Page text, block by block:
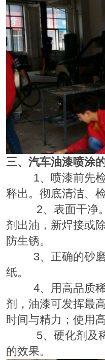
三、汽车油漆喷涂
1、喷漆前先检
释出。彻底清洁、
2、表面干净。
剂出油，新焊接或
防生锈。
3、正确的砂磨
纸。
4、用高品质稀
剂，油漆可发挥最
时间与精力；使用
5、硬化剂及稀
的效果。